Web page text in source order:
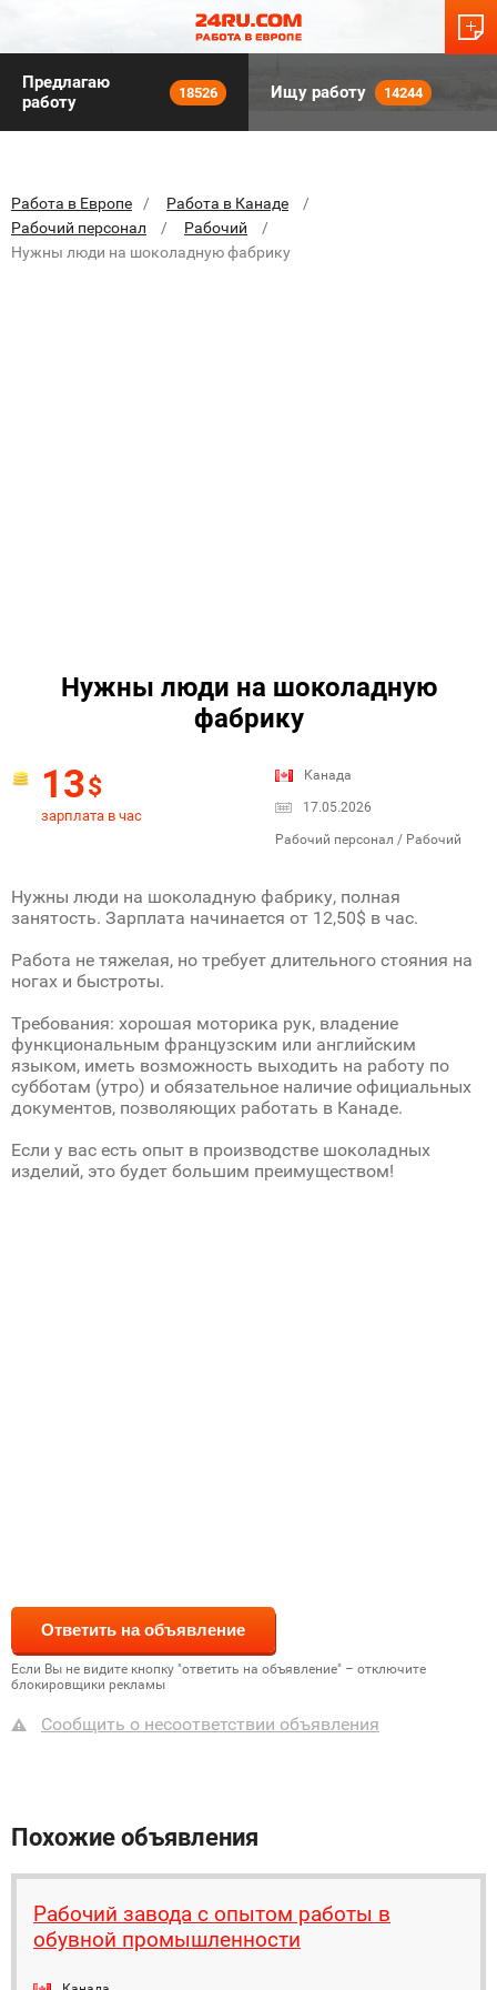
Предлагаю
работу
18526 Ищу работу 14244
Работа в Европе
Работа в Канаде
Рабочий персонал
Рабочий
Нужны люди на шоколадную фабрику
Нужны люди на шоколадную
фабрику
13$
зарплата в час
Канада
17.05.2026
Рабочий персонал / Рабочий
Нужны люди на шоколадную фабрику, полная
занятость. Зарплата начинается от 12,50$ в час.
Работа не тяжелая, но требует длительного стояния на
ногах и быстроты.
Требования: хорошая моторика рук, владение
функциональным французским или английским
языком, иметь возможность выходить на работу по
субботам (утро) и обязательное наличие официальных
документов, позволяющих работать в Канаде.
Если у вас есть опыт в производстве шоколадных
изделий, это будет большим преимуществом!
Если Вы не видите кнопку "ответить на объявление" – отключите
блокировщики рекламы
Сообщить о несоответствии объявления
Похожие объявления
Рабочий завода с опытом работы в
обувной промышленности